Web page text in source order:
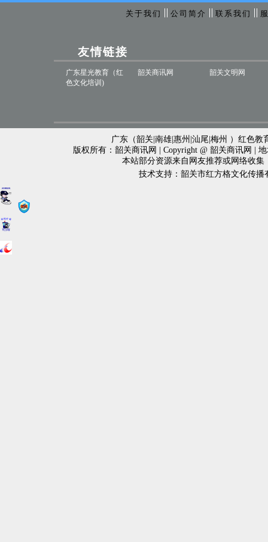
关于我们 公司简介 联系我们
友情链接
广东星光教育（红
色文化培训)
韶关商讯网 韶关文明网
广东（韶关|南雄|惠州|汕尾|梅州 ）红色
版权所有：韶关商讯网 | Copyright @ 韶关商讯网 |
本站部分资源来自网友推荐或网络收
技术支持：韶关市红方格文化传播